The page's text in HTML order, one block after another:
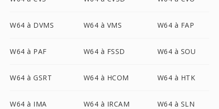
W64 à DVMS W64 à VMS W64 à FAP
W64 à PAF W64 à FSSD W64 à SOU
W64 à GSRT W64 à HCOM W64 à HTK
W64 à IMA W64 à IRCAM W64 à SLN